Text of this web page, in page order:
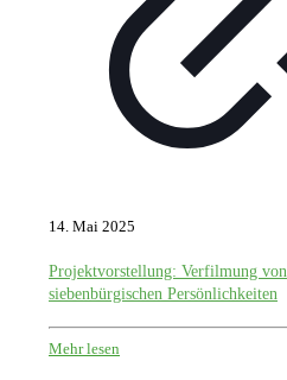
14. Mai 2025
Projektvorstellung: Verfilmung von
siebenbürgischen Persönlichkeiten
Mehr lesen